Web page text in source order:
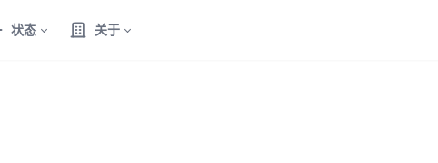
状态 关于